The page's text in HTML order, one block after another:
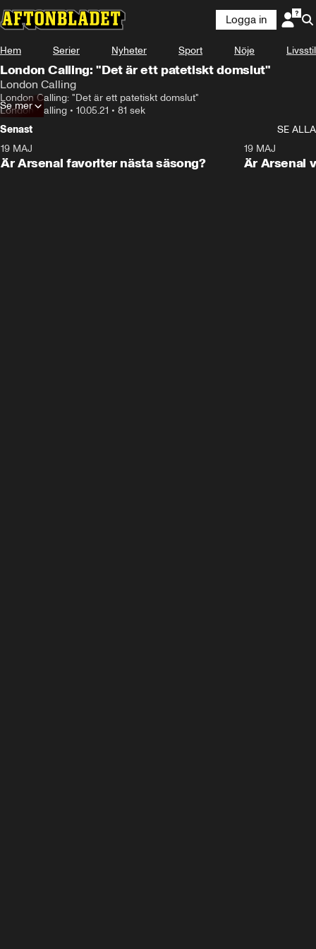
Logga in
Hem Serier Nyheter Sport Nöje Livsstil
London Calling: "Det är ett patetiskt domslut"
London Calling
London Calling: "Det är ett patetiskt domslut"
London Calling • 10.05.21 • 81 sek
Se mer
Senast
SE ALLA
19 MAJ
Är Arsenal favoriter nästa säsong?
19 MAJ
Är Arsenal